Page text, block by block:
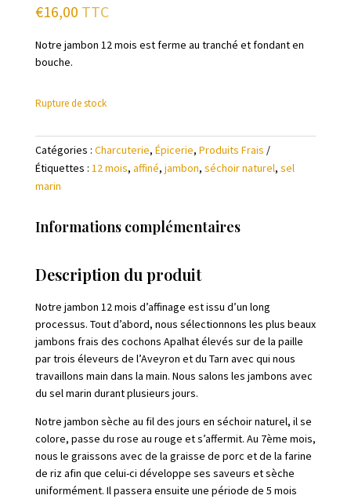
€16,00 TTC
Notre jambon 12 mois est ferme au tranché et fondant en
bouche.
Rupture de stock
Catégories : Charcuterie, Épicerie, Produits Frais
Étiquettes : 12 mois, affiné, jambon, séchoir naturel, sel
marin
Informations complémentaires
Description du produit
Notre jambon 12 mois d’affinage est issu d’un long
processus. Tout d’abord, nous sélectionnons les plus beaux
jambons frais des cochons Apalhat élevés sur de la paille
par trois éleveurs de l’Aveyron et du Tarn avec qui nous
travaillons main dans la main. Nous salons les jambons avec
du sel marin durant plusieurs jours.
Notre jambon sèche au fil des jours en séchoir naturel, il se
colore, passe du rose au rouge et s’affermit. Au 7ème mois,
nous le graissons avec de la graisse de porc et de la farine
de riz afin que celui-ci développe ses saveurs et sèche
uniformément. Il passera ensuite une période de 5 mois